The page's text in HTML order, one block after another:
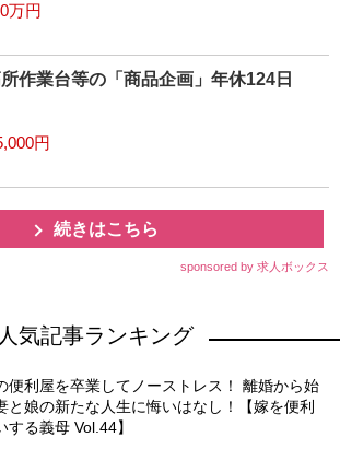
万円
作業台等の「商品企画」年休124日
円
続きはこちら
sponsored by 求人ボックス
人気記事ランキング
便利屋を卒業してノーストレス！ 離婚から始
と娘の新たな人生に悔いはなし！【嫁を便利
する義母 Vol.44】